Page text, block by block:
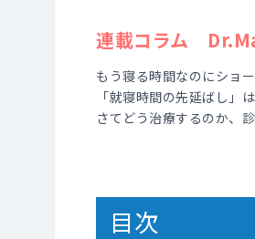
連載コラム
もう寝る時間なのにショ
「就寝時間の先延ばし」
さてどう治療するのか、
目次